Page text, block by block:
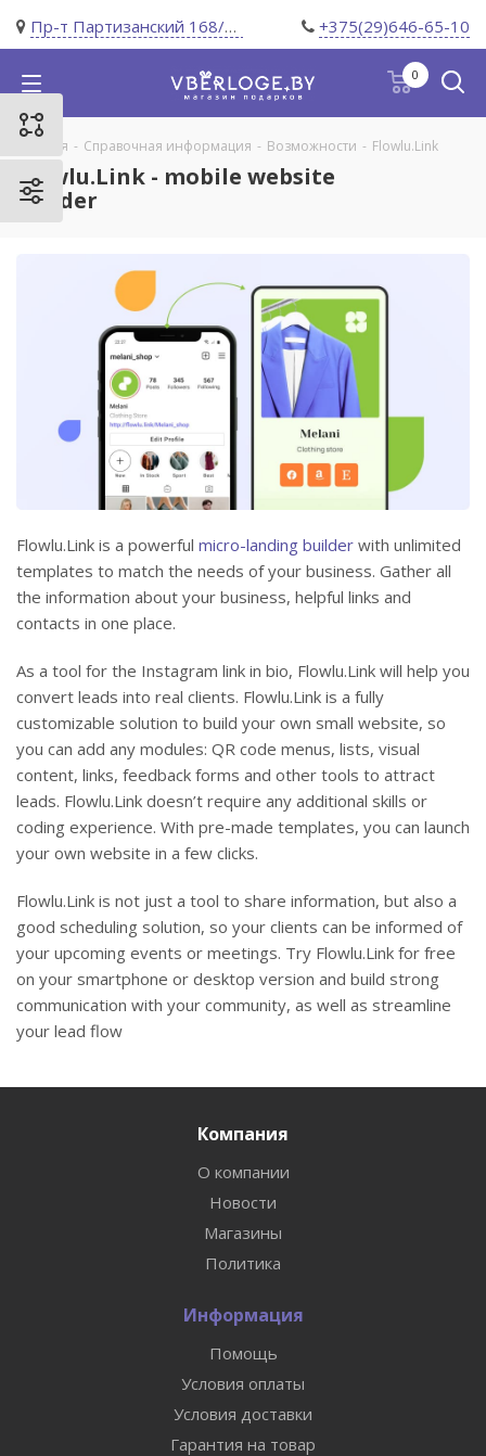
Пр-т Партизанский 168/11 +375(29)646-65-10
0
Главная - Справочная информация - Возможности - Flowlu.Link
Flowlu.Link - mobile website
builder
Flowlu.Link is a powerful micro-landing builder with unlimited
templates to match the needs of your business. Gather all
the information about your business, helpful links and
contacts in one place.
As a tool for the Instagram link in bio, Flowlu.Link will help you
convert leads into real clients. Flowlu.Link is a fully
customizable solution to build your own small website, so
you can add any modules: QR code menus, lists, visual
content, links, feedback forms and other tools to attract
leads. Flowlu.Link doesn’t require any additional skills or
coding experience. With pre-made templates, you can launch
your own website in a few clicks.
Flowlu.Link is not just a tool to share information, but also a
good scheduling solution, so your clients can be informed of
your upcoming events or meetings. Try Flowlu.Link for free
on your smartphone or desktop version and build strong
communication with your community, as well as streamline
your lead flow
Компания
О компании
Новости
Магазины
Политика
Информация
Помощь
Условия оплаты
Условия доставки
Гарантия на товар